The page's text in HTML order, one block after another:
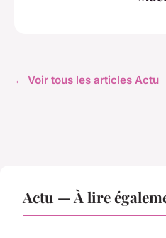
← Voir tous les articles Actu
Actu — À lire